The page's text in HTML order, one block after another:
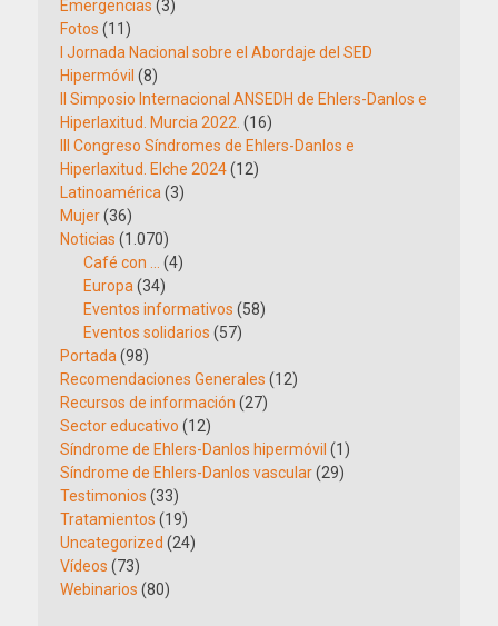
Emergencias (3)
Fotos (11)
I Jornada Nacional sobre el Abordaje del SED
Hipermóvil (8)
II Simposio Internacional ANSEDH de Ehlers-Danlos e
Hiperlaxitud. Murcia 2022. (16)
III Congreso Síndromes de Ehlers-Danlos e
Hiperlaxitud. Elche 2024(12)
Latinoamérica (3)
Mujer(36)
Noticias (1.070)
Café con …
(4)
Europa (34)
Eventos informativos (58)
Eventos solidarios (57)
Portada (98)
Recomendaciones Generales (12)
Recursos de información (27)
Sector educativo (12)
Síndrome de Ehlers-Danlos hipermóvil (1)
Síndrome de Ehlers-Danlos vascular(29)
Testimonios (33)
Tratamientos (19)
Uncategorized (24)
Vídeos (73)
Webinarios (80)